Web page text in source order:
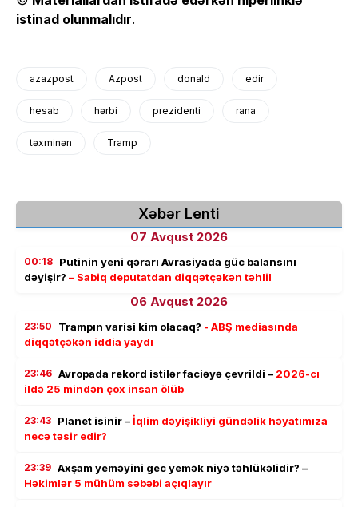
istinad olunmalıdır.
azazpost Azpost donald edir
hesab hərbi prezidenti rana
təxminən Tramp
Xəbər Lenti
07 Avqust 2026
00:18 Putinin yeni qərarı Avrasiyada güc balansını
dəyişir? – Sabiq deputatdan diqqətçəkən təhlil
06 Avqust 2026
23:50 Trampın varisi kim olacaq? - ABŞ mediasında
diqqətçəkən iddia yaydı
23:46 Avropada rekord istilər faciəyə çevrildi – 2026-cı
ildə 25 mindən çox insan ölüb
23:43 Planet isinir –İqlim dəyişikliyi gündəlik həyatımıza
necə təsir edir?
23:39 Axşam yeməyini gec yemək niyə təhlükəlidir? –
Həkimlər 5 mühüm səbəbi açıqlayır